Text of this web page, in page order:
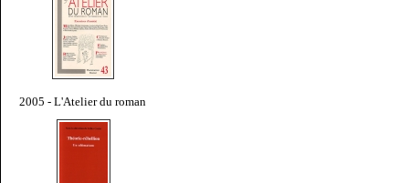
2005 - L'Atelier du roman